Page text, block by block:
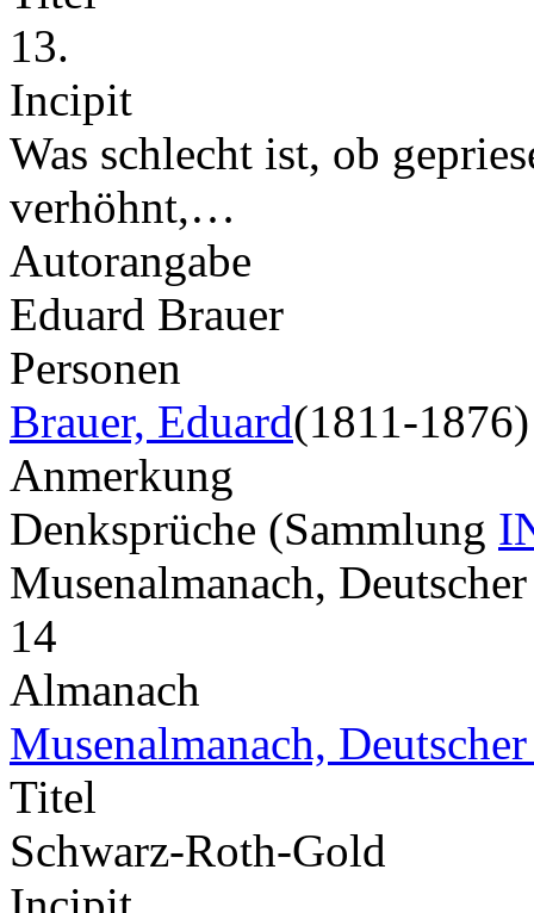
13.
Incipit
Was schlecht ist, ob
verhöhnt,…
Autorangabe
Eduard Brauer
Personen
Brauer, Eduard(1811-1876)
Anmerkung
Denksprüche (Sammlung
Musenalmanach,
14
Almanach
Musenalmanach,
Titel
Schwarz-Roth-Gold